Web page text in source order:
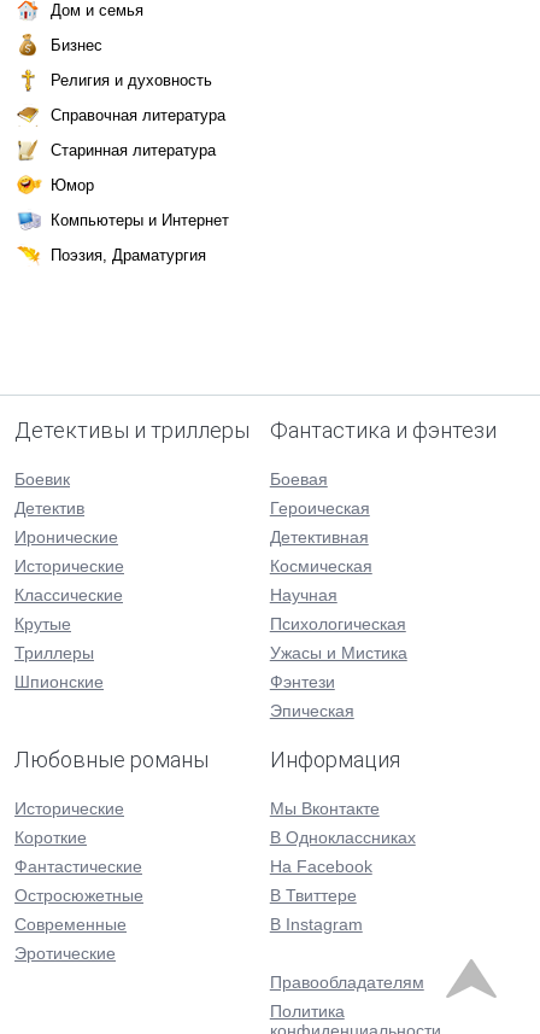
Дом и семья
Бизнес
Религия и духовность
Справочная литература
Старинная литература
Юмор
Компьютеры и Интернет
Поэзия, Драматургия
Детективы и триллеры
Боевик
Детектив
Иронические
Исторические
Классические
Крутые
Триллеры
Шпионские
Фантастика и фэнтези
Боевая
Героическая
Детективная
Космическая
Научная
Психологическая
Ужасы и Мистика
Фэнтези
Эпическая
Любовные романы
Исторические
Короткие
Фантастические
Остросюжетные
Современные
Эротические
Информация
Мы Вконтакте
В Одноклассниках
На Facebook
В Твиттере
В Instagram
Правообладателям
Политика